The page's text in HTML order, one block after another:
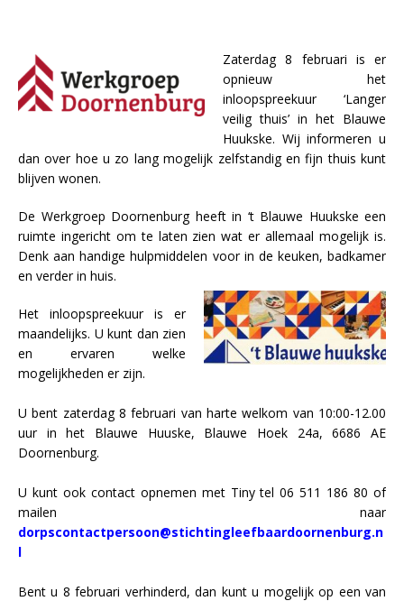
Zaterdag 8 februari is er
opnieuw het
inloopspreekuur ‘Langer
veilig thuis’ in het Blauwe
Huukske. Wij informeren u
dan over hoe u zo lang mogelijk zelfstandig en fijn thuis kunt
blijven wonen.
De Werkgroep Doornenburg heeft in ‘t Blauwe Huukske een
ruimte ingericht om te laten zien wat er allemaal mogelijk is.
Denk aan handige hulpmiddelen voor in de keuken, badkamer
en verder in huis.
Het inloopspreekuur is er
maandelijks. U kunt dan zien
en ervaren welke
mogelijkheden er zijn.
U bent zaterdag 8 februari van harte welkom van 10:00-12.00
uur in het Blauwe Huuske, Blauwe Hoek 24a, 6686 AE
Doornenburg.
U kunt ook contact opnemen met Tiny tel 06 511 186 80 of
mailen naar
dorpscontactpersoon@stichtingleefbaardoornenburg.n
l
Bent u 8 februari verhinderd, dan kunt u mogelijk op een van